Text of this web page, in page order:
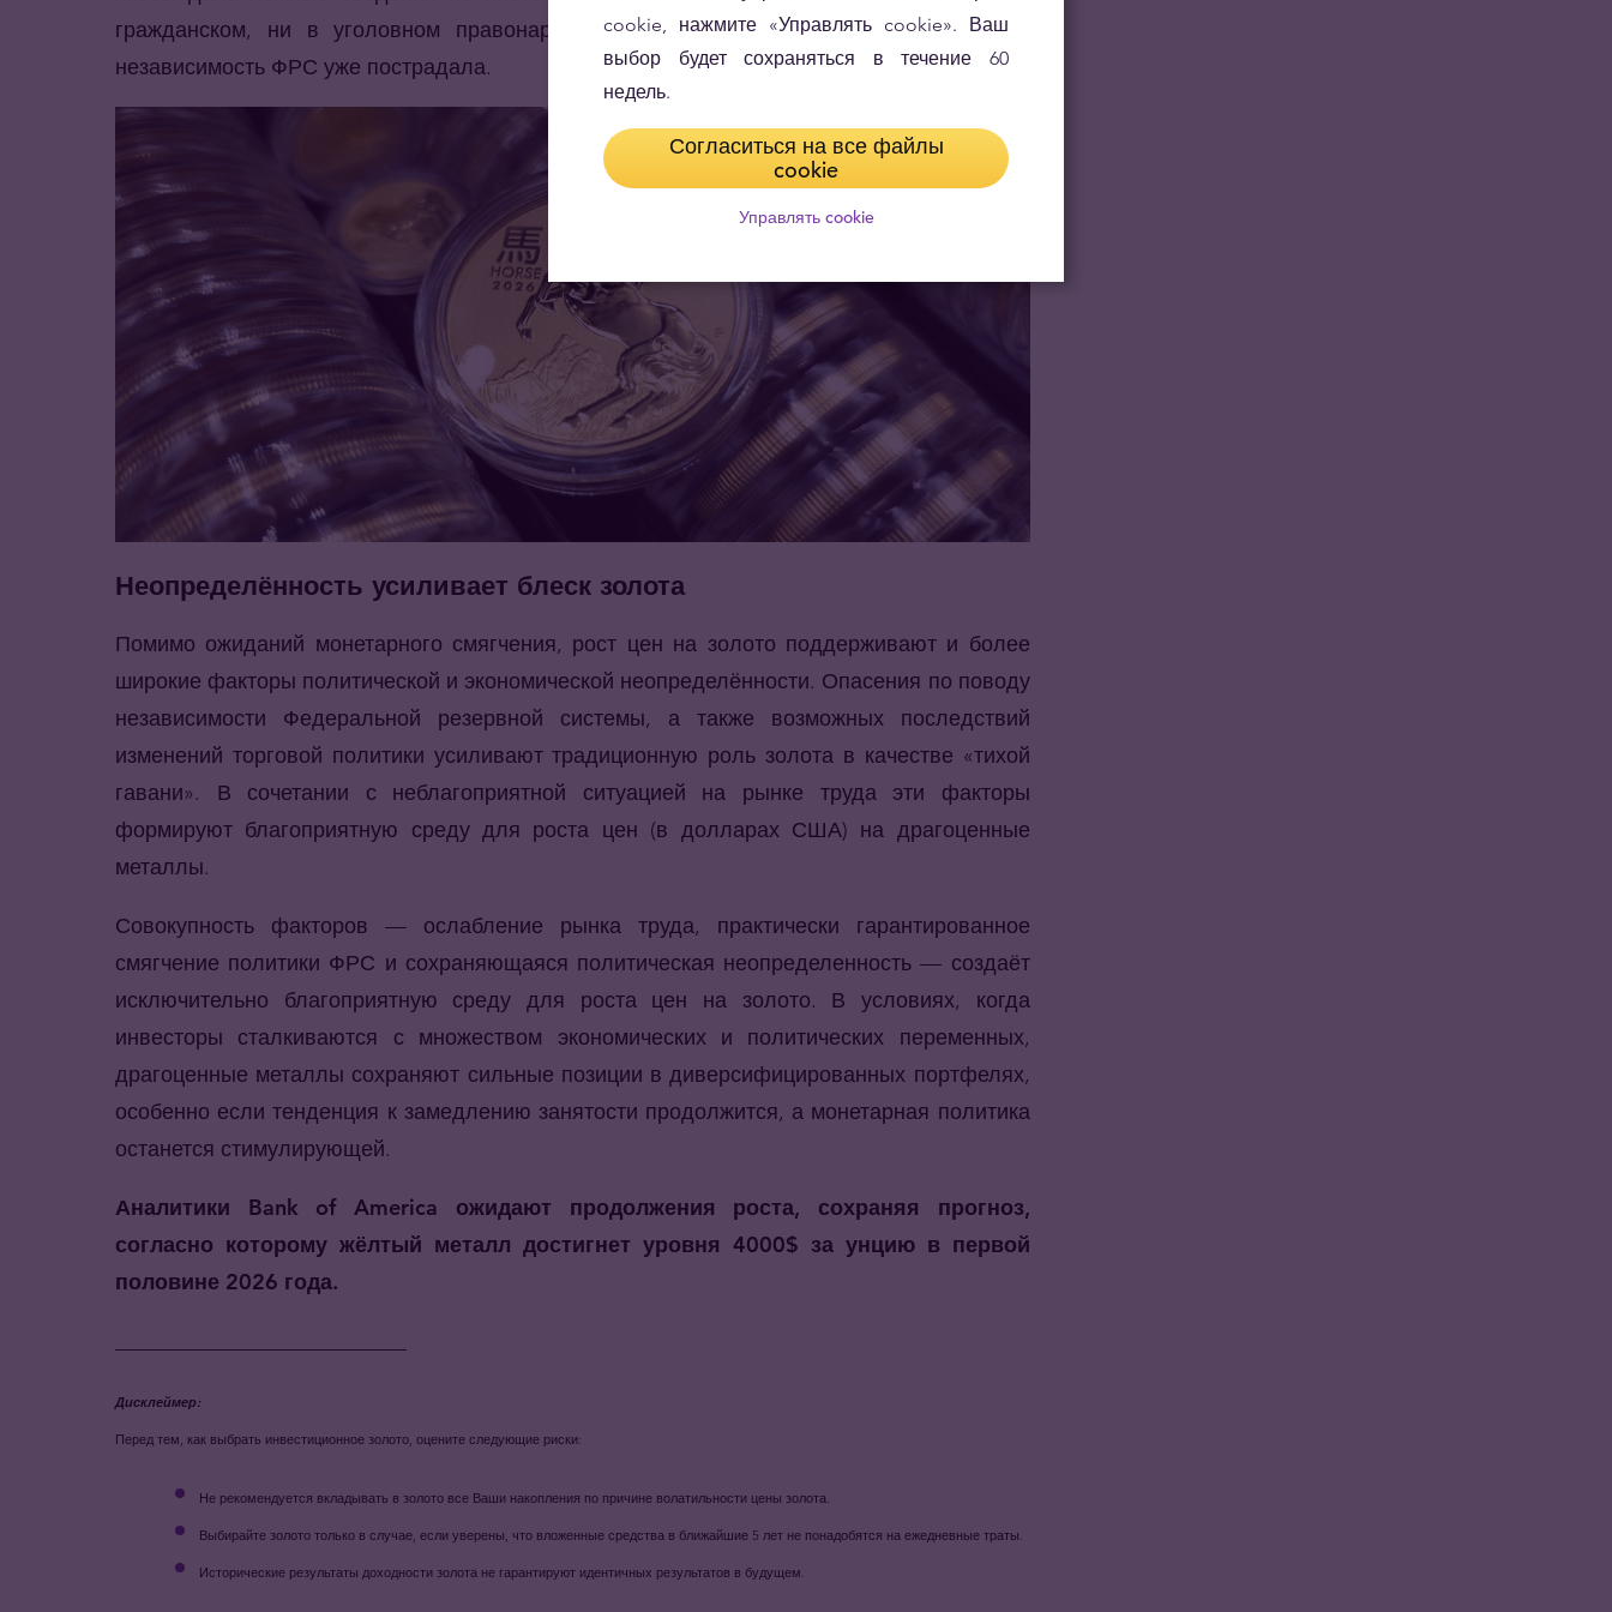
гражданском, ни в уголовном правонарушении. Некоторые аналитики считают, что
независимость ФРС уже пострадала.
Неопределённость усиливает блеск золота
Помимо ожиданий монетарного смягчения, рост цен на золото поддерживают и более
широкие факторы политической и экономической неопределённости. Опасения по поводу
независимости Федеральной резервной системы, а также возможных последствий
изменений торговой политики усиливают традиционную роль золота в качестве «тихой
гавани». В сочетании с неблагоприятной ситуацией на рынке труда эти факторы
формируют благоприятную среду для роста цен (в долларах США) на драгоценные
металлы.
Совокупность факторов — ослабление рынка труда, практически гарантированное
смягчение политики ФРС и сохраняющаяся политическая неопределенность — создаёт
исключительно благоприятную среду для роста цен на золото. В условиях, когда
инвесторы сталкиваются с множеством экономических и политических переменных,
драгоценные металлы сохраняют сильные позиции в диверсифицированных портфелях,
особенно если тенденция к замедлению занятости продолжится, а монетарная политика
останется стимулирующей.
Аналитики Bank of America ожидают продолжения роста, сохраняя прогноз,
согласно которому жёлтый металл достигнет уровня 4000$ за унцию в первой
половине 2026 года.
Дисклеймер:
Перед тем, как выбрать инвестиционное золото, оцените следующие риски:
Не рекомендуется вкладывать в золото все Ваши накопления по причине волатильности цены золота.
Выбирайте золото только в случае, если уверены, что вложенные средства в ближайшие 5 лет не понадобятся на ежедневные траты.
Исторические результаты доходности золота не гарантируют идентичных результатов в будущем.
cookie, нажмите «Управлять cookie». Ваш
выбор будет сохраняться в течение 60
недель.
Согласиться на все файлы
cookie
Управлять cookie